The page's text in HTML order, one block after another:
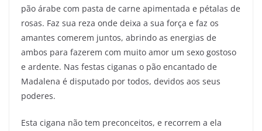
pão árabe com pasta de carne apimentada e pétalas de
rosas. Faz sua reza onde deixa a sua força e faz os
amantes comerem juntos, abrindo as energias de
ambos para fazerem com muito amor um sexo gostoso
e ardente. Nas festas ciganas o pão encantado de
Madalena é disputado por todos, devidos aos seus
poderes.
Esta cigana não tem preconceitos, e recorrem a ela